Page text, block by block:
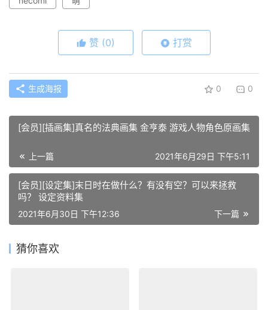
赞 (0) 打赏
生成海报 0 0
[会员][插画集]真名的法典画集 金亨泰 游戏人物角色原画集
上一篇 2021年6月29日 下午5:11
[会员][设定集]末日时在做什么？有没有空？可以来拯救
吗？ 设定资料集
下一篇
2021年6月30日 下午12:36
猜你喜欢